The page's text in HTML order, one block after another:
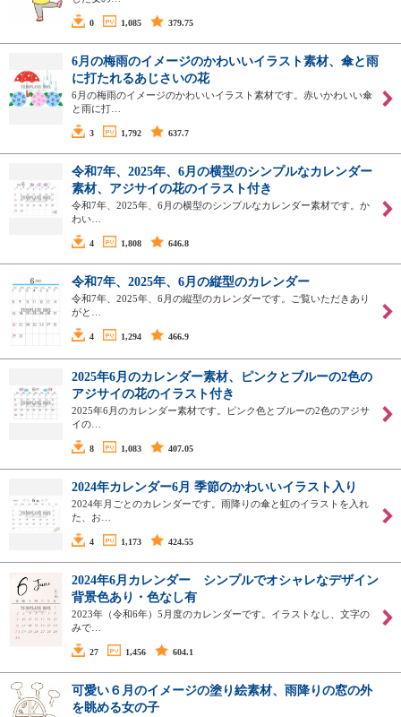
0 1,085 379.75
6月の梅雨のイメージのかわいいイラスト素材、傘と雨
に打たれるあじさいの花
6月の梅雨のイメージのかわいいイラスト素材です。赤いかわいい傘
と雨に打…
3 1,792 637.7
令和7年、2025年、6月の横型のシンプルなカレンダー
素材、アジサイの花のイラスト付き
令和7年、2025年、6月の横型のシンプルなカレンダー素材です。か
わい…
4 1,808 646.8
令和7年、2025年、6月の縦型のカレンダー
令和7年、2025年、6月の縦型のカレンダーです。ご覧いただきあり
がと…
4 1,294 466.9
2025年6月のカレンダー素材、ピンクとブルーの2色の
アジサイの花のイラスト付き
2025年6月のカレンダー素材です。ピンク色とブルーの2色のアジサ
イの…
8 1,083 407.05
2024年カレンダー6月 季節のかわいいイラスト入り
2024年月ごとのカレンダーです。雨降りの傘と虹のイラストを入れ
た、お…
4 1,173 424.55
2024年6月カレンダー シンプルでオシャレなデザイン
背景色あり・色なし有
2023年（令和6年）5月度のカレンダーです。イラストなし、文字の
みで…
27 1,456 604.1
可愛い６月のイメージの塗り絵素材、雨降りの窓の外
を眺める女の子